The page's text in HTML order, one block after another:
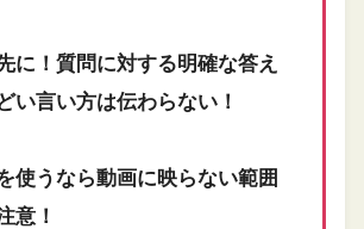
に！質問に対する明確な答え
い言い方は伝わらない！
使うなら動画に映らない範囲
意！